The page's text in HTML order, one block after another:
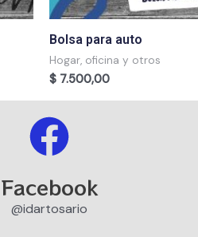
Bolsa para auto
Hogar, oficina y otros
$ 7.500,00
Facebook
@idartosario